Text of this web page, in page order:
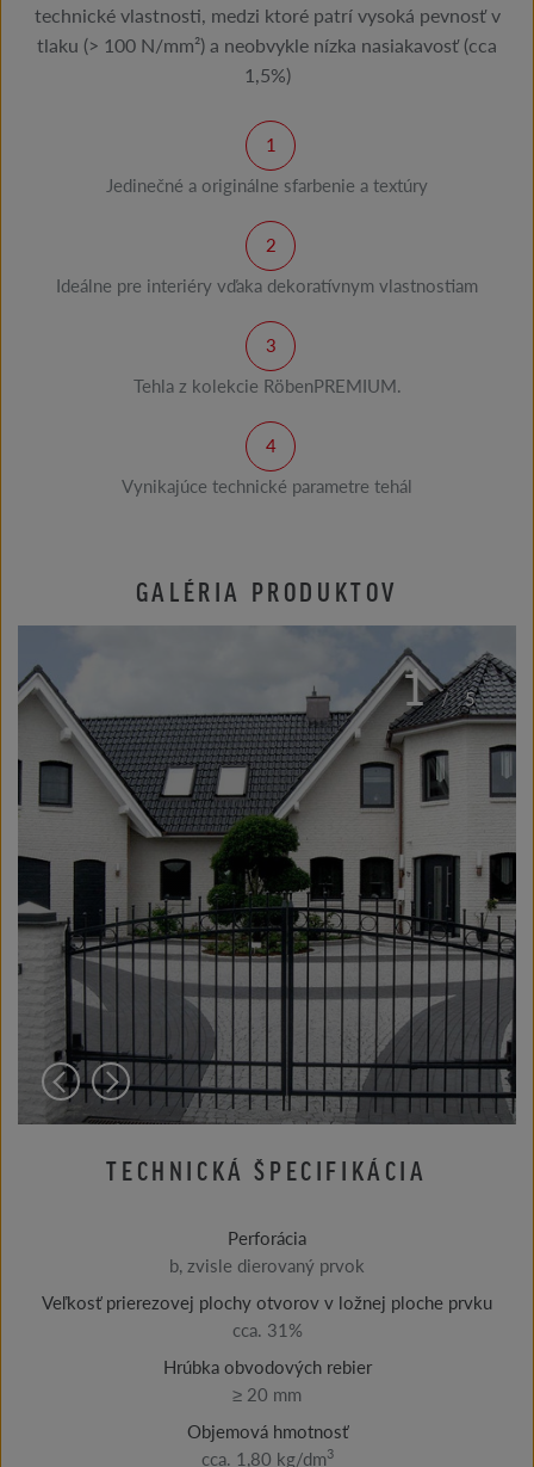
technické vlastnosti, medzi ktoré patrí vysoká pevnosť v
tlaku (> 100 N/mm²) a neobvykle nízka nasiakavosť (cca
1,5%)
Jedinečné a originálne sfarbenie a textúry
Ideálne pre interiéry vďaka dekoratívnym vlastnostiam
Tehla z kolekcie RöbenPREMIUM.
Vynikajúce technické parametre tehál
GALÉRIA PRODUKTOV
1/5
TECHNICKÁ ŠPECIFIKÁCIA
Perforácia
b, zvisle dierovaný prvok
Veľkosť prierezovej plochy otvorov v ložnej ploche prvku
cca. 31%
Hrúbka obvodových rebier
≥ 20 mm
Objemová hmotnosť
cca. 1,80 kg/dm3